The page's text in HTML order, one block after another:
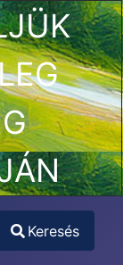
results.
Keresés